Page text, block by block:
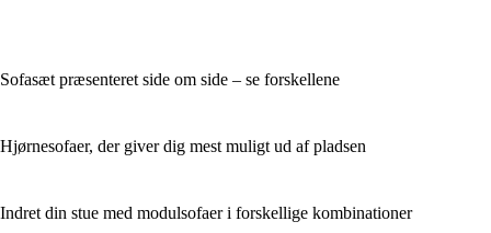
Sofasæt præsenteret side om side – se forskellene
Hjørnesofaer, der giver dig mest muligt ud af pladsen
Indret din stue med modulsofaer i forskellige kombinationer